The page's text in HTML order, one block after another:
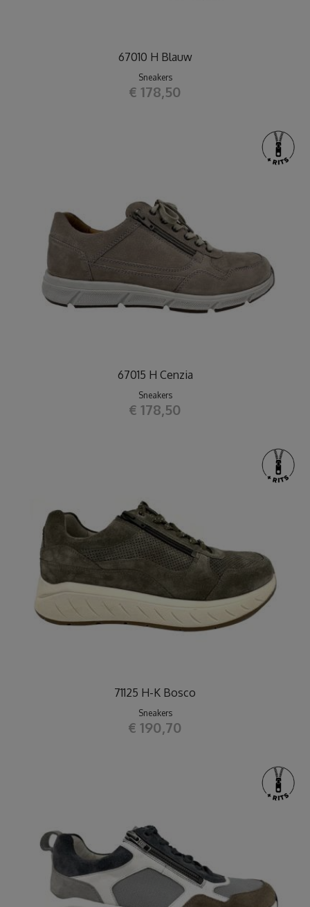
67010 H Blauw
Sneakers
€ 178,50
67015 H Cenzia
Sneakers
€ 178,50
71125 H-K Bosco
Sneakers
€ 190,70